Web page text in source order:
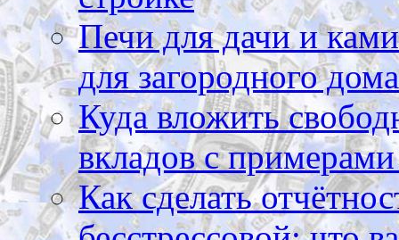
Печи для дачи и
для загородного дома
Куда вложить
вкладов с
Как сделать